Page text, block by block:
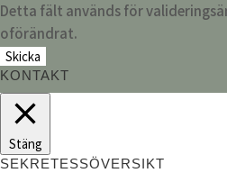
Detta fält används för
oförändrat.
KONTAKT
Stäng
SEKRETESSÖVERSIKT